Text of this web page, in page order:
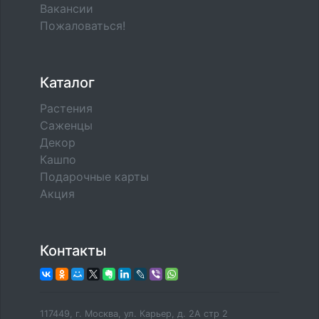
Вакансии
Пожаловаться!
Каталог
Растения
Саженцы
Декор
Кашпо
Подарочные карты
Акция
Контакты
117449, г. Москва, ул. Карьер, д. 2А стр 2